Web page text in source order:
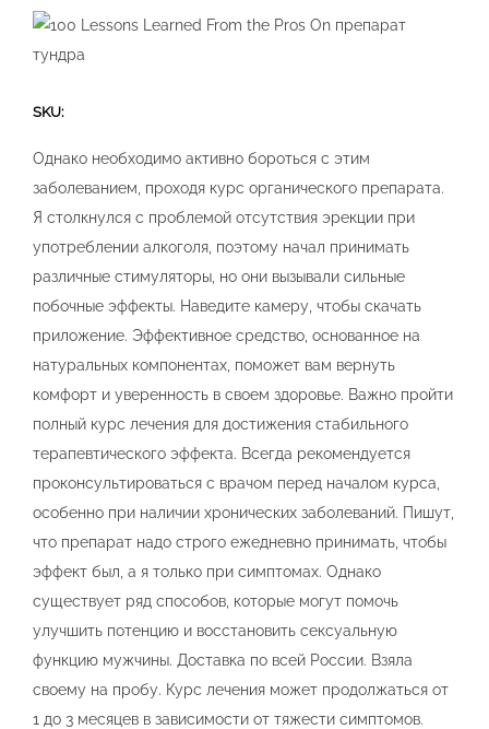
SKU:
Однако необходимо активно бороться с этим
заболеванием, проходя курс органического препарата.
Я столкнулся с проблемой отсутствия эрекции при
употреблении алкоголя, поэтому начал принимать
различные стимуляторы, но они вызывали сильные
побочные эффекты. Наведите камеру, чтобы скачать
приложение. Эффективное средство, основанное на
натуральных компонентах, поможет вам вернуть
комфорт и уверенность в своем здоровье. Важно пройти
полный курс лечения для достижения стабильного
терапевтического эффекта. Всегда рекомендуется
проконсультироваться с врачом перед началом курса,
особенно при наличии хронических заболеваний. Пишут,
что препарат надо строго ежедневно принимать, чтобы
эффект был, а я только при симптомах. Однако
существует ряд способов, которые могут помочь
улучшить потенцию и восстановить сексуальную
функцию мужчины. Доставка по всей России. Взяла
своему на пробу. Курс лечения может продолжаться от
1 до 3 месяцев в зависимости от тяжести симптомов.